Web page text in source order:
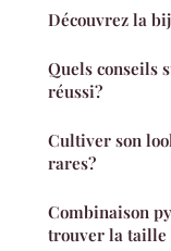
Découvrez la
Quels conseils
réussi?
Cultiver son
rares?
Combinaison
trouver la taille